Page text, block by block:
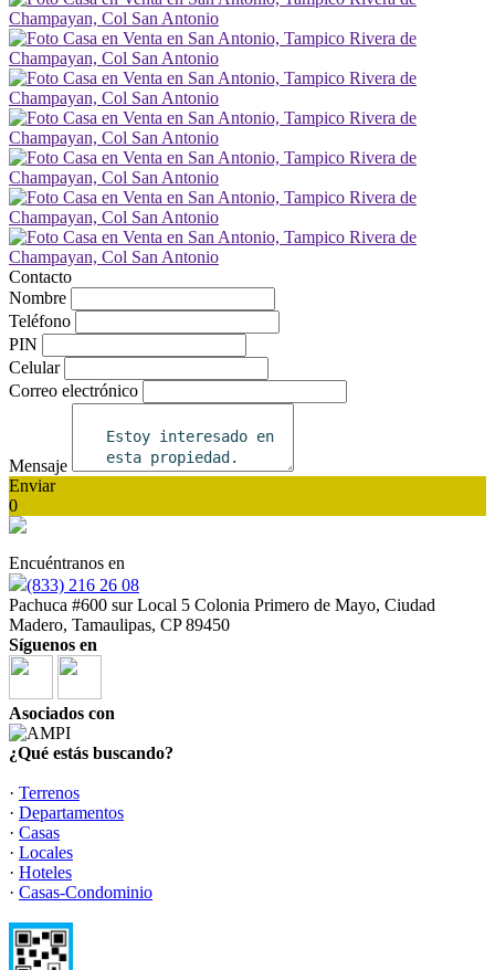
Contacto
Nombre
Teléfono
PIN
Celular
Correo electrónico
Mensaje
Enviar
0
Encuéntranos en
(833) 216 26 08
Pachuca #600 sur Local 5 Colonia Primero de Mayo, Ciudad
Madero, Tamaulipas, CP 89450
Síguenos en
Asociados con
¿Qué estás buscando?
· Terrenos
· Departamentos
· Casas
· Locales
· Hoteles
· Casas-Condominio